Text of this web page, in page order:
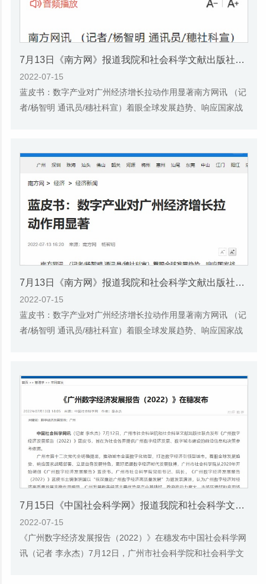
7月13日《南方网》报道我院和社会科学文献出版社联合发布的《广州蓝皮书：广州数字经济发展报告（2022）》的媒体文章
2022-07-15
蓝皮书：数字产业对广州经济增长拉动作用显著南方网讯 （记
者/杨智明 通讯员/穗社科宣）着眼全球发展趋势、响应国家战
7月13日《南方网》报道我院和社会科学文献出版社联合发布的《广州蓝皮书：广州数字经济发展报告（2022）》的媒体文章
2022-07-15
蓝皮书：数字产业对广州经济增长拉动作用显著南方网讯 （记
者/杨智明 通讯员/穗社科宣）着眼全球发展趋势、响应国家战
7月15日《中国社会科学网》报道我院和社会科学文献出版社联合发布的《广州蓝皮书：广州数字经济发展报告（2022）》的媒体文章
2022-07-15
《广州数字经济发展报告（2022）》在穗发布中国社会科学网
讯（记者 李永杰）7月12日，广州市社会科学院和社会科学文